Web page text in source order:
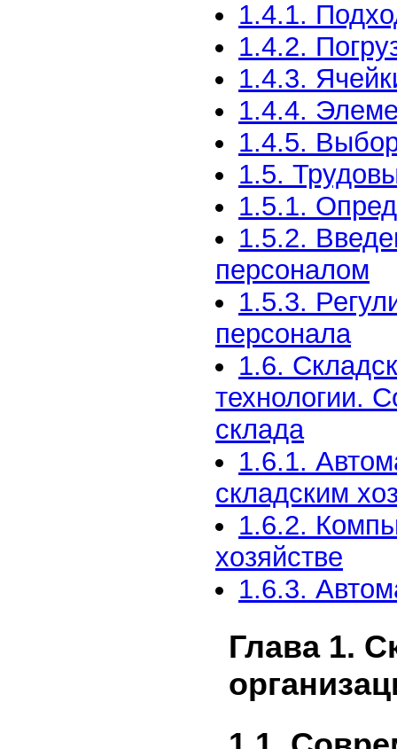
1.4.1.
1.4.2.
1.4.3.
1.4.4.
1.4.5.
1.5.
1.5.1.
1.5.2.
персоналом
1.5.3.
персонала
1.6.
технологии.
склада
1.6.1.
складским
1.6.2.
хозяйстве
1.6.3.
Глава 1.